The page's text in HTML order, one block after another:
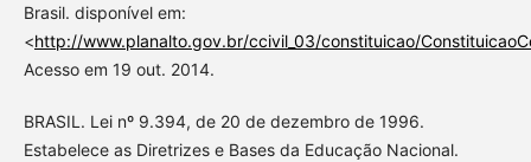
Brasil. disponível em:
<http://www.planalto.gov.br/ccivil_03/constituicao/
Acesso em 19 out. 2014.
BRASIL. Lei nº 9.394, de 20 de dezembro de 1996.
Estabelece as Diretrizes e Bases da Educação Nacional.